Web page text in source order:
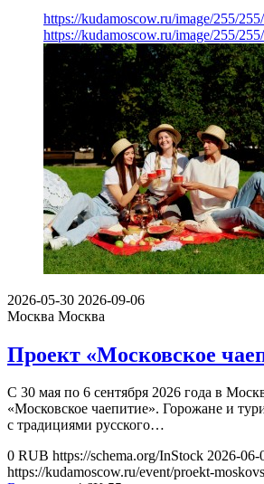
https://kudamoscow.ru/image/255/
https://kudamoscow.ru/image/255/
2026-05-30 2026-09-06
Москва Москва
Проект «Московское
С 30 мая по 6 сентября 2026 года в
«Московское чаепитие». Горожане и
с традициями русского…
0 RUB https://schema.org/InStock 2026-06-
https://kudamoscow.ru/event/proekt-